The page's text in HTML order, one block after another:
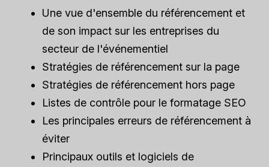
Une vue d'ensemble du référencement et
de son impact sur les entreprises du
secteur de l'événementiel
Stratégies de référencement sur la page
Stratégies de référencement hors page
Listes de contrôle pour le formatage SEO
Les principales erreurs de référencement à
éviter
Principaux outils et logiciels de